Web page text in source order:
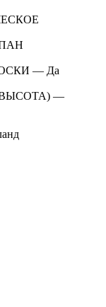
— Да
—